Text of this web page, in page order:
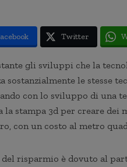
Twitter
gli sviluppi che la
sostanzialmente le stesse
con lo sviluppo di una
la stampa 3d per creare dei
con un costo al metro
risparmio è dovuto al